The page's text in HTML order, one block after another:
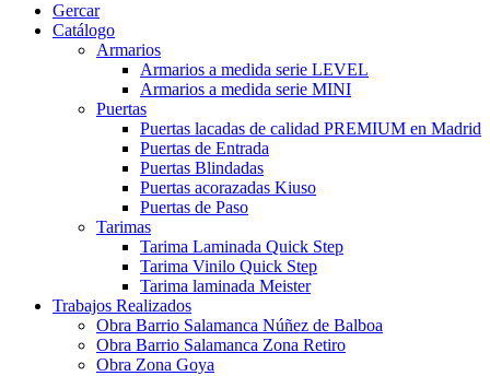
Gercar
Catálogo
Armarios
Armarios a medida serie LEVEL
Armarios a medida serie MINI
Puertas
Puertas lacadas de calidad PREMIUM en Madrid
Puertas de Entrada
Puertas Blindadas
Puertas acorazadas Kiuso
Puertas de Paso
Tarimas
Tarima Laminada Quick Step
Tarima Vinilo Quick Step
Tarima laminada Meister
Trabajos Realizados
Obra Barrio Salamanca Núñez de Balboa
Obra Barrio Salamanca Zona Retiro
Obra Zona Goya